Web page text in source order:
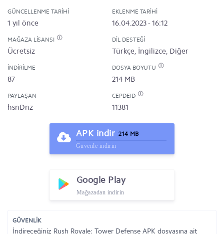
GÜNCELLENME TARIHI
1 yıl önce
EKLENME TARIHI
16.04.2023 - 16:12
MAĞAZA LISANSI
Ücretsiz
DIL DESTEĞI
Türkçe, İngilizce, Diğer
İNDIRILME
87
DOSYA BOYUTU
214 MB
PAYLAŞAN
hsnDnz
CEPDEID
11381
APK indir 214 MB
Güvenle indirin
Google Play
Mağazadan indirin
GÜVENLİK
İndireceğiniz Rush Royale: Tower Defense APK dosyasına ait